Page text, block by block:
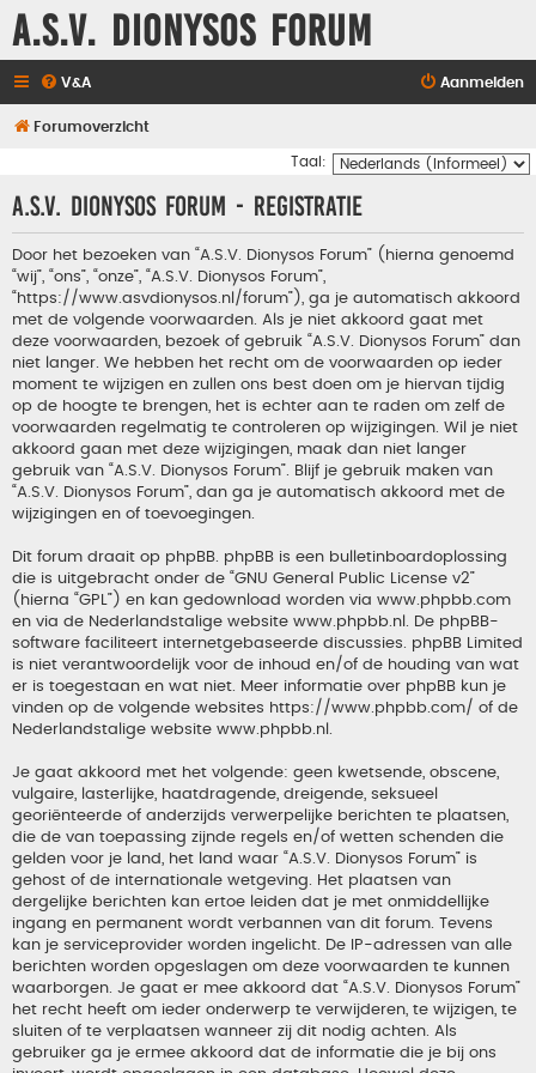
A.S.V. Dionysos Forum
V&A Aanmelden
Forumoverzicht
Taal:
A.S.V. Dionysos Forum - Registratie
Door het bezoeken van “A.S.V. Dionysos Forum” (hierna genoemd
“wij”, “ons”, “onze”, “A.S.V. Dionysos Forum”,
“https://www.asvdionysos.nl/forum”), ga je automatisch akkoord
met de volgende voorwaarden. Als je niet akkoord gaat met
deze voorwaarden, bezoek of gebruik “A.S.V. Dionysos Forum” dan
niet langer. We hebben het recht om de voorwaarden op ieder
moment te wijzigen en zullen ons best doen om je hiervan tijdig
op de hoogte te brengen, het is echter aan te raden om zelf de
voorwaarden regelmatig te controleren op wijzigingen. Wil je niet
akkoord gaan met deze wijzigingen, maak dan niet langer
gebruik van “A.S.V. Dionysos Forum”. Blijf je gebruik maken van
“A.S.V. Dionysos Forum”, dan ga je automatisch akkoord met de
wijzigingen en of toevoegingen.
Dit forum draait op phpBB. phpBB is een bulletinboardoplossing
die is uitgebracht onder de “GNU General Public License v2”
(hierna “GPL”) en kan gedownload worden via www.phpbb.com
en via de Nederlandstalige website www.phpbb.nl . De phpBB-
software faciliteert internetgebaseerde discussies. phpBB Limited
is niet verantwoordelijk voor de inhoud en/of de houding van wat
er is toegestaan en wat niet. Meer informatie over phpBB kun je
vinden op de volgende websites https://www.phpbb.com/ of de
Nederlandstalige website www.phpbb.nl
Je gaat akkoord met het volgende: geen kwetsende, obscene,
vulgaire, lasterlijke, haatdragende, dreigende, seksueel
georiënteerde of anderzijds verwerpelijke berichten te plaatsen,
die de van toepassing zijnde regels en/of wetten schenden die
gelden voor je land, het land waar “A.S.V. Dionysos Forum” is
gehost of de internationale wetgeving. Het plaatsen van
dergelijke berichten kan ertoe leiden dat je met onmiddellijke
ingang en permanent wordt verbannen van dit forum. Tevens
kan je serviceprovider worden ingelicht. De IP-adressen van alle
berichten worden opgeslagen om deze voorwaarden te kunnen
waarborgen. Je gaat er mee akkoord dat “A.S.V. Dionysos Forum”
het recht heeft om ieder onderwerp te verwijderen, te wijzigen, te
sluiten of te verplaatsen wanneer zij dit nodig achten. Als
gebruiker ga je ermee akkoord dat de informatie die je bij ons